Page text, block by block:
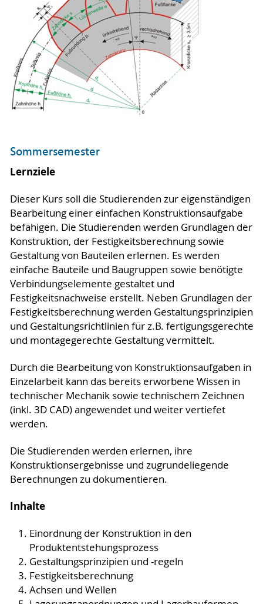
Sommersemester
Lernziele
Dieser Kurs soll die Studierenden zur eigenständigen
Bearbeitung einer einfachen Konstruktionsaufgabe
befähigen. Die Studierenden werden Grundlagen der
Konstruktion, der Festigkeitsberechnung sowie
Gestaltung von Bauteilen erlernen. Es werden
einfache Bauteile und Baugruppen sowie benötigte
Verbindungselemente gestaltet und
Festigkeitsnachweise erstellt. Neben Grundlagen der
Festigkeitsberechnung werden Gestaltungsprinzipien
und Gestaltungsrichtlinien für z.B. fertigungsgerechte
und montagegerechte Gestaltung vermittelt.
Durch die Bearbeitung von Konstruktionsaufgaben in
Einzelarbeit kann das bereits erworbene Wissen in
technischer Mechanik sowie technischem Zeichnen
(inkl. 3D CAD) angewendet und weiter vertiefet
werden.
Die Studierenden werden erlernen, ihre
Konstruktionsergebnisse und zugrundeliegende
Berechnungen zu dokumentieren.
Inhalte
Einordnung der Konstruktion in den
Produktentstehungsprozess
Gestaltungsprinzipien und -regeln
Festigkeitsberechnung
Achsen und Wellen